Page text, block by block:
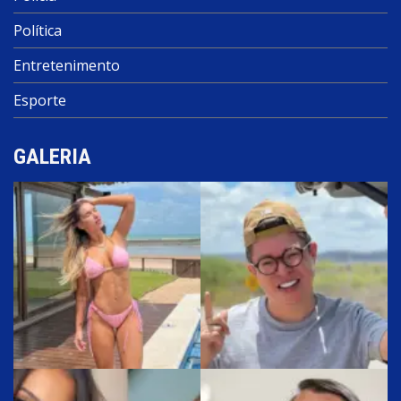
Política
Entretenimento
Esporte
GALERIA